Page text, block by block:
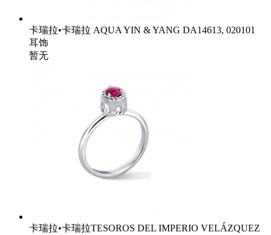
卡瑞拉•卡瑞拉 AQUA YIN & YANG DA14613, 020101
耳饰
暂无
卡瑞拉•卡瑞拉TESOROS DEL IMPERIO VELÁZQUEZ